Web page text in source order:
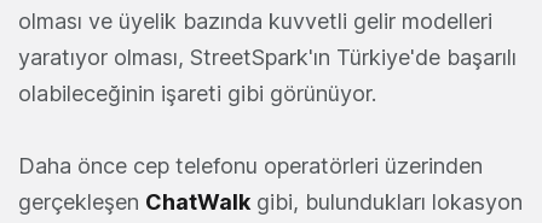
olması ve üyelik bazında kuvvetli gelir modelleri
yaratıyor olması, StreetSpark'ın Türkiye'de başarılı
olabileceğinin işareti gibi görünüyor.
Daha önce cep telefonu operatörleri üzerinden
gerçekleşen ChatWalk gibi, bulundukları lokasyon